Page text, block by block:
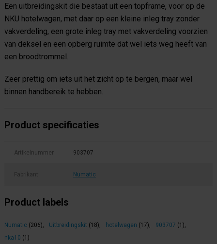
Een uitbreidingskit die bestaat uit een topframe, voor op de
NKU hotelwagen, met daar op een kleine inleg tray zonder
vakverdeling, een grote inleg tray met vakverdeling voorzien
van deksel en een opberg ruimte dat wel iets weg heeft van
een broodtrommel.
Zeer prettig om iets uit het zicht op te bergen, maar wel
binnen handbereik te hebben.
Product specificaties
Artikelnummer 903707
Fabrikant: Numatic
Product labels
Numatic (206), Uitbreidingskit (18), hotelwagen (17), 903707 (1),
nka10 (1)